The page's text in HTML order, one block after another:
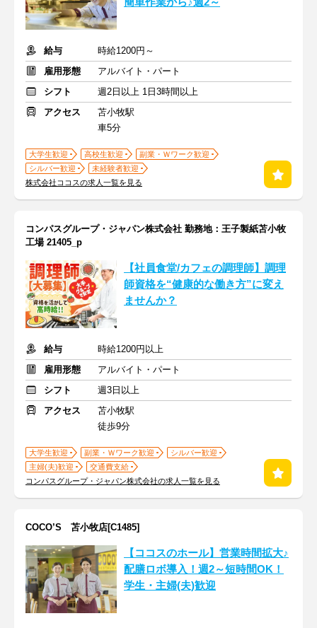
給与
時給1200円～
雇用形態
アルバイト・パート
シフト
週2日以上 1日3時間以上
アクセス
苫小牧駅
車5分
大学生歓迎 高校生歓迎
副業・Ｗワーク歓迎
シルバー歓迎
未経験者歓迎
株式会社ココスの求人一覧を見る
コンパスグループ・ジャパン株式会社 勤務地：王子製紙苫小牧
工場 21405_p
【社員食堂/カフェの調理師】調理
師資格を“健康的な働き方”に変え
ませんか？
給与
時給1200円以上
雇用形態
アルバイト・パート
シフト
週3日以上
アクセス
苫小牧駅
徒歩9分
大学生歓迎 副業・Ｗワーク歓迎
シルバー歓迎
主婦(夫)歓迎
交通費支給
コンパスグループ・ジャパン株式会社の求人一覧を見る
COCO’S 苫小牧店[C1485]
【ココスのホール】営業時間拡大♪
配膳ロボ導入！週2～短時間OK！
学生・主婦(夫)歓迎